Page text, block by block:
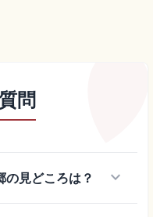
問
の見どころは？ keyboard_arrow_down